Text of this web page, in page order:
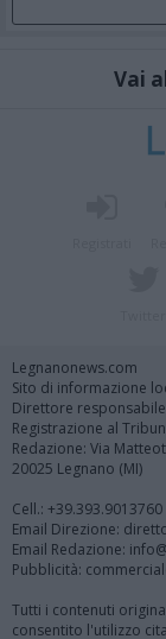
Vai
Legnanonews.com
Sito di informazione
Direttore
Registrazione al
Redazione: Via
20025 Legnano (MI)
Cell.: +39.393.9013760
Email Direzione:
Email Redazione:
Pubblicità:
Tutti i contenuti
consentito l'utilizzo